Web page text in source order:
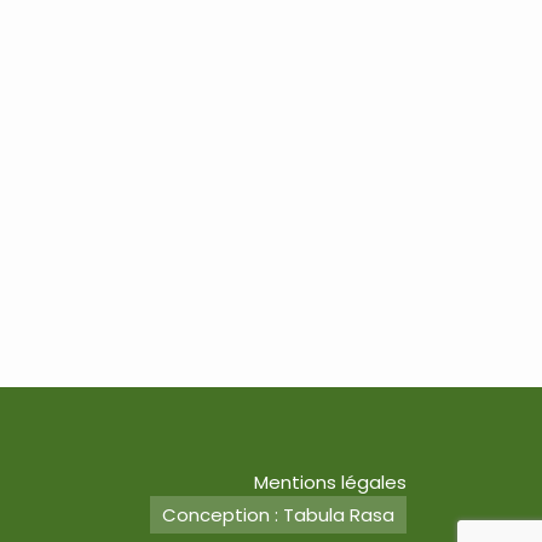
Mentions légales
Conception : Tabula Rasa